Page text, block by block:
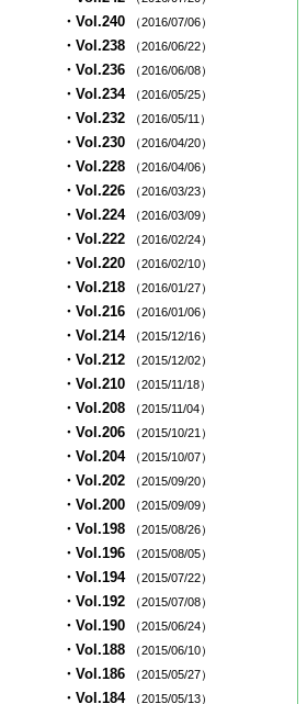
・Vol.240 （2016/07/06）
・Vol.238 （2016/06/22）
・Vol.236 （2016/06/08）
・Vol.234 （2016/05/25）
・Vol.232 （2016/05/11）
・Vol.230 （2016/04/20）
・Vol.228 （2016/04/06）
・Vol.226 （2016/03/23）
・Vol.224 （2016/03/09）
・Vol.222 （2016/02/24）
・Vol.220 （2016/02/10）
・Vol.218 （2016/01/27）
・Vol.216 （2016/01/06）
・Vol.214 （2015/12/16）
・Vol.212 （2015/12/02）
・Vol.210 （2015/11/18）
・Vol.208 （2015/11/04）
・Vol.206 （2015/10/21）
・Vol.204 （2015/10/07）
・Vol.202 （2015/09/20）
・Vol.200 （2015/09/09）
・Vol.198 （2015/08/26）
・Vol.196 （2015/08/05）
・Vol.194 （2015/07/22）
・Vol.192 （2015/07/08）
・Vol.190 （2015/06/24）
・Vol.188 （2015/06/10）
・Vol.186 （2015/05/27）
・Vol.184 （2015/05/13）